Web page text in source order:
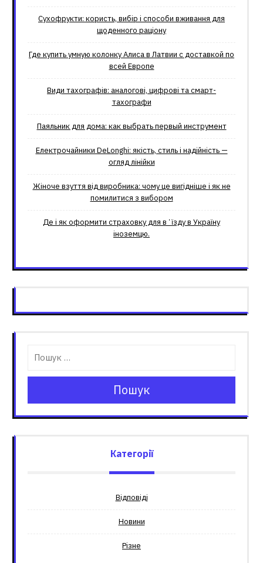
Сухофрукти: користь, вибір і способи вживання для
щоденного раціону
Где купить умную колонку Алиса в Латвии с доставкой по
всей Европе
Види тахографів: аналогові, цифрові та смарт-
тахографи
Паяльник для дома: как выбрать первый инструмент
Електрочайники DeLonghi: якість, стиль і надійність —
огляд лінійки
Жіноче взуття від виробника: чому це вигідніше і як не
помилитися з вибором
Де і як оформити страховку для вʼїзду в Україну
іноземцю.
Пошук
Категорії
Відповіді
Новини
Різне